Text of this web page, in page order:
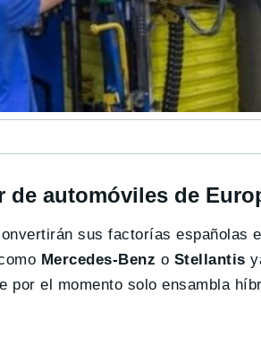
de automóviles de
sus factorías españolas
Mercedes-Benz o Stellantis
por el momento solo ensambla